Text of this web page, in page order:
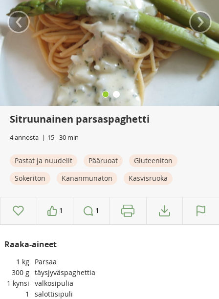
‹ ›
Sitruunainen parsaspaghetti
4 annosta 15 - 30 min
Pastat ja nuudelit Pääruoat
Gluteeniton
Sokeriton
Kananmunaton Kasvisruoka
1 1
Raaka-aineet
1 kg
Parsaa
300 g täysjyväspaghettia
1 kynsi
valkosipulia
1
salottisipuli